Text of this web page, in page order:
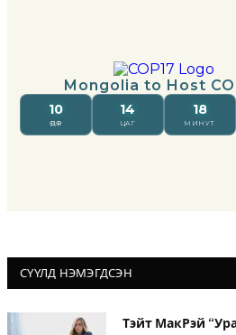
СҮҮЛД НЭМЭГДСЭН
Тэйт МакРэй